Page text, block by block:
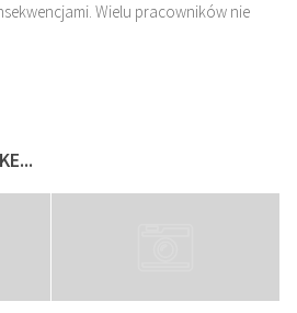
Wielu pracowników nie